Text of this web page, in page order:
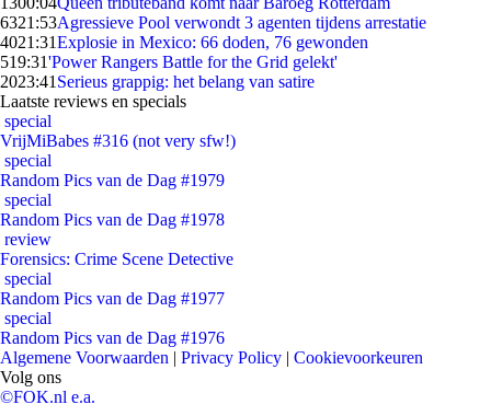
6321:53Agressieve Pool verwondt 3 agenten tijdens arrestatie
4021:31Explosie in Mexico: 66 doden, 76 gewonden
519:31'Power Rangers Battle for the Grid gelekt'
2023:41 Serieus grappig: het belang van satire
Laatste reviews en specials
special
VrijMiBabes #316 (not very sfw!)
special
Random Pics van de Dag #1979
special
Random Pics van de Dag #1978
review
Forensics: Crime Scene Detective
special
Random Pics van de Dag #1977
special
Random Pics van de Dag #1976
Algemene Voorwaarden | Privacy Policy | Cookievoorkeuren
Volg ons
©FOK.nl e.a.